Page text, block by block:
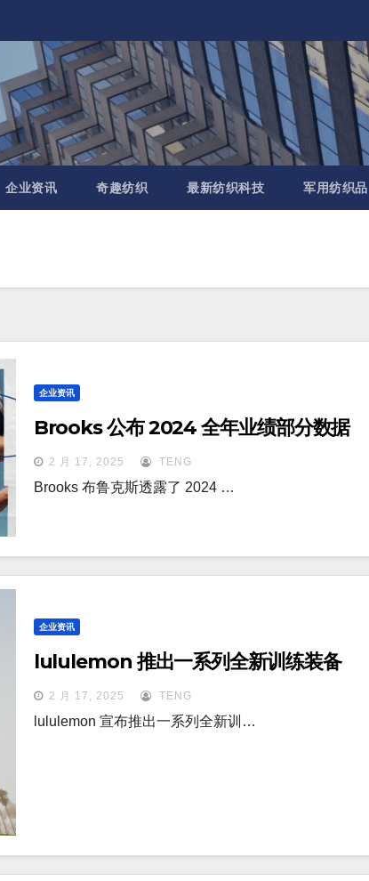
企业资讯 奇趣纺织 最新纺织科技 军用纺织品
企业资讯
Brooks 公布 2024 全年业绩部分数据
2 月 17, 2025 TENG
Brooks 布鲁克斯透露了 2024 …
企业资讯
lululemon 推出一系列全新训练装备
2 月 17, 2025 TENG
lululemon 宣布推出一系列全新训…